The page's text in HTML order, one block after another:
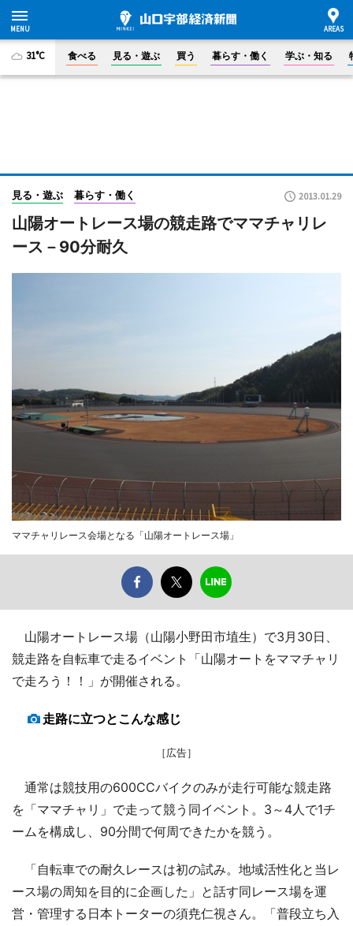
31°C 食べる 見る・遊ぶ 買う 暮らす・働く 学ぶ・知る
見る・遊ぶ 暮らす・働く 2013.01.29
山陽オートレース場の競走路でママチャリレ
ース－90分耐久
ママチャリレース会場となる「山陽オートレース場」
山陽オートレース場（山陽小野田市埴生）で3月30日、
競走路を自転車で走るイベント「山陽オートをママチャリ
で走ろう！！」が開催される。
走路に立つとこんな感じ
［広告］
通常は競技用の600CCバイクのみが走行可能な競走路
を「ママチャリ」で走って競う同イベント。3～4人で1チ
ームを構成し、90分間で何周できたかを競う。
「自転車での耐久レースは初の試み。地域活性化と当レ
ース場の周知を目的に企画した」と話す同レース場を運
営・管理する日本トーターの須尭仁視さん。「普段立ち入